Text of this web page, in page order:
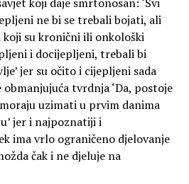
ne bi se trebali bojati, ali
su kronični ili onkološki
i docijepljeni, trebali bi
jer su očito i cijepljeni sada
tvrdnja ‘Da, postoje
uzimati u prvim danima
jer i najpoznatiji i
ima vrlo ograničeno djelovanje
čak i ne djeluje na